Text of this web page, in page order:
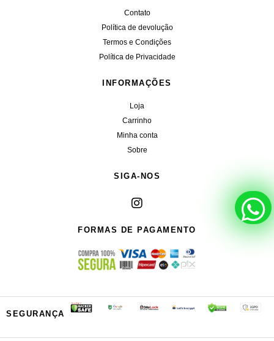
Contato
Política de devolução
Termos e Condições
Política de Privacidade
INFORMAÇÕES
Loja
Carrinho
Minha conta
Sobre
SIGA-NOS
FORMAS DE PAGAMENTO
SEGURANÇA